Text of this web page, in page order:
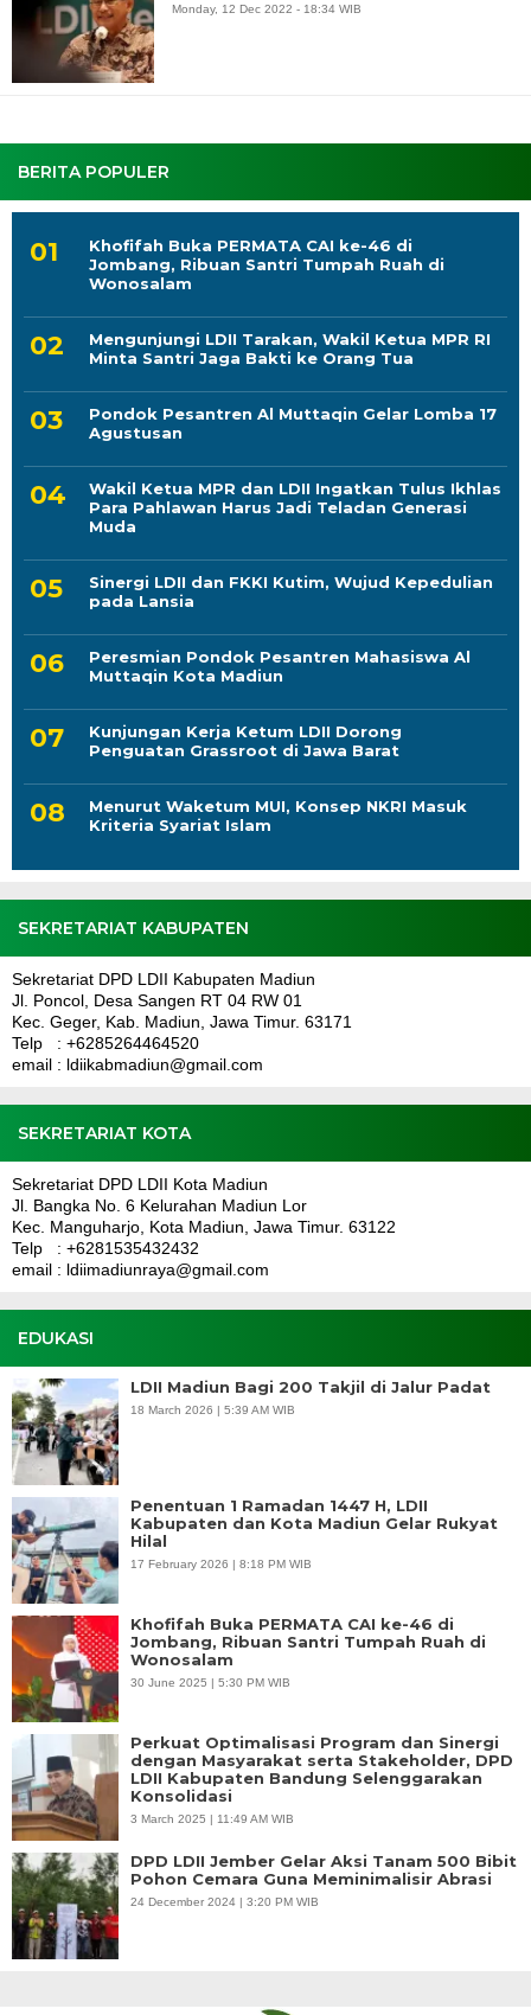
BERITA POPULER
Khofifah Buka PERMATA CAI ke-46 di
Jombang, Ribuan Santri Tumpah Ruah di
Wonosalam
Mengunjungi LDII Tarakan, Wakil Ketua MPR RI
Minta Santri Jaga Bakti ke Orang Tua
Pondok Pesantren Al Muttaqin Gelar Lomba 17
Agustusan
Wakil Ketua MPR dan LDII Ingatkan Tulus Ikhlas
Para Pahlawan Harus Jadi Teladan Generasi
Muda
Sinergi LDII dan FKKI Kutim, Wujud Kepedulian
pada Lansia
Peresmian Pondok Pesantren Mahasiswa Al
Muttaqin Kota Madiun
Kunjungan Kerja Ketum LDII Dorong
Penguatan Grassroot di Jawa Barat
Menurut Waketum MUI, Konsep NKRI Masuk
Kriteria Syariat Islam
SEKRETARIAT KABUPATEN
Sekretariat DPD LDII Kabupaten Madiun
Jl. Poncol, Desa Sangen RT 04 RW 01
Kec. Geger, Kab. Madiun, Jawa Timur. 63171
Telp : +6285264464520
email : ldiikabmadiun@gmail.com
SEKRETARIAT KOTA
Sekretariat DPD LDII Kota Madiun
Jl. Bangka No. 6 Kelurahan Madiun Lor
Kec. Manguharjo, Kota Madiun, Jawa Timur. 63122
Telp : +6281535432432
email : ldiimadiunraya@gmail.com
EDUKASI
LDII Madiun Bagi 200 Takjil di Jalur Padat
18 March 2026 | 5:39 AM WIB
Penentuan 1 Ramadan 1447 H, LDII
Kabupaten dan Kota Madiun Gelar Rukyat
Hilal
17 February 2026 | 8:18 PM WIB
Khofifah Buka PERMATA CAI ke-46 di
Jombang, Ribuan Santri Tumpah Ruah di
Wonosalam
30 June 2025 | 5:30 PM WIB
Perkuat Optimalisasi Program dan Sinergi
dengan Masyarakat serta Stakeholder, DPD
LDII Kabupaten Bandung Selenggarakan
Konsolidasi
3 March 2025 | 11:49 AM WIB
DPD LDII Jember Gelar Aksi Tanam 500 Bibit
Pohon Cemara Guna Meminimalisir Abrasi
24 December 2024 | 3:20 PM WIB
Monday, 12 Dec 2022 - 18:34 WIB